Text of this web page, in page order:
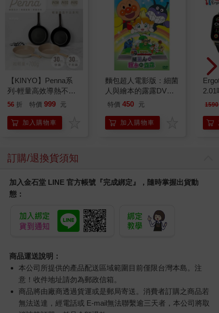
【KINYO】Penna系
列-輕量高效導熱不沾
平煎鍋30cm
56 折 特價 999 元
加入購物車
麵包超人電影版：細菌
人與繪本的露露DVD-
平裝版
特價 450 元
加入購物車
2.01
1590
訂購/退換貨須知
加入金石堂 LINE 官方帳號『完成綁定』，隨時掌握出貨動
態：
商品運送說明：
本公司所提供的產品配送區域範圍目前僅限台灣本島。注
意！收件地址請勿為郵政信箱。
商品將由廠商透過貨運或是郵局寄送。消費者訂購之商品若
無法送達，經電話或 E-mail無法聯繫逾三天者，本公司將取